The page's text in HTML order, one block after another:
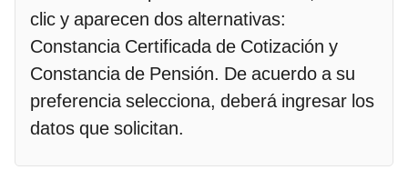
clic y aparecen dos alternativas:
Constancia Certificada de Cotización y
Constancia de Pensión. De acuerdo a su
preferencia selecciona, deberá ingresar los
datos que solicitan.